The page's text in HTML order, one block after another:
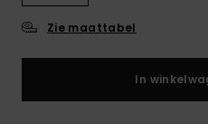
Zie maattabel
In